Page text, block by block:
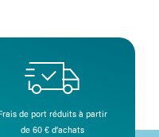
de port réduits à partir
de 60 € d’achats